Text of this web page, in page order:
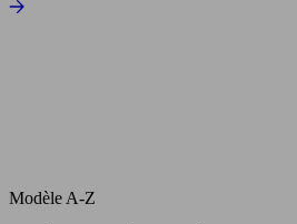
Modèle A-Z